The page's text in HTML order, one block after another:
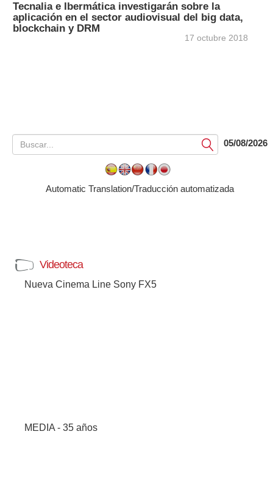
Tecnalia e Ibermática investigarán sobre la
aplicación en el sector audiovisual del big data,
blockchain y DRM
17 octubre 2018
Submit05/08/2026
Automatic Translation/Traducción automatizada
Videoteca
Nueva Cinema Line Sony FX5
MEDIA - 35 años